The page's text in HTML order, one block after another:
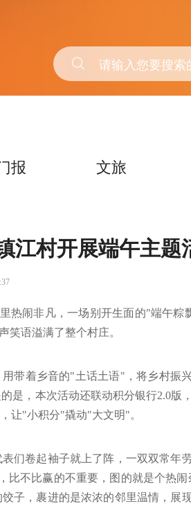
报 文旅
村开展端午主题
热闹非凡，一场别开生面的"端午粽
笑语溢满了整个村庄。
带着乡音的"土话土语"，将乡村振
是，本次活动还联动积分银行2.0版
让"小积分"撬动"大文明"。
们卷起袖子就上了阵，一双双常年
不比赢的不重要，图的就是个热
子，裹进的是浓浓的邻里温情，展